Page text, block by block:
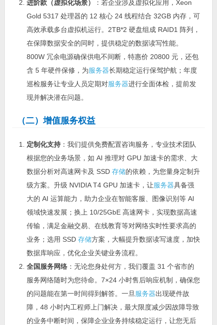
进阶款（虚拟化场景）
：若企业涉及虚拟化应用，Xeon
Gold 5317 处理器的 12 核心 24 线程结合 32GB 内存，可
高效承载多台虚拟机运行。2TB*2 硬盘组成 RAID1 阵列，
在保障数据安全的同时，提供稳定的数据读写性能。
800W 冗余电源确保供电不间断，特惠价 20800 元，还包
含 5 年硬件保修，为服务器长期稳定运行保驾护航；年度
巡检服务让专业人员定期对服务器进行全面体检，提前发
现并解决潜在问题。
（二）增值服务权益
定制化支持：我们提供免费配置咨询服务，专业技术团队
根据您的业务场景，如 AI 推理对 GPU 加速卡的需求、大
数据分析对高速网卡及 SSD 存储的依赖，为您量身定制升
级方案。升级 NVIDIA T4 GPU 加速卡，让服务器具备强
大的 AI 运算能力，助力企业在智能客服、图像识别等 AI
领域快速发展；换上 10/25GbE 高速网卡，实现数据高速
传输，满足金融交易、在线教育等对网络实时性要求高的
业务；选用 SSD 存储方案，大幅提升数据读写速度，加快
数据库响应，优化企业关键业务流程。
全国服务网络：无论您身处何方，我们覆盖 31 个省市的
服务网络随时为您待命。7×24 小时售后响应机制，确保您
的问题能在第一时间得到解答。一旦 服务器出现硬件故
障，48 小时内工程师上门解决，最大限度减少因故障导致
的业务中断时间，保障企业业务持续稳定运行，让您无后